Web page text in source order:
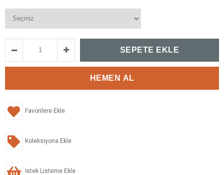
Favorilere Ekle
Koleksiyona Ekle
İstek Listeme Ekle